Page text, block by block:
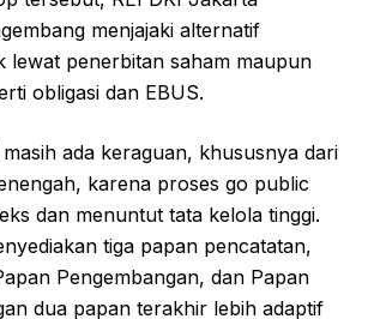
menjajaki alternatif
lewat penerbitan saham maupun
obligasi dan EBUS.
ada keraguan, khususnya dari
karena proses go public
dan menuntut tata kelola tinggi.
tiga papan pencatatan,
Pengembangan, dan Papan
dua papan terakhir lebih adaptif